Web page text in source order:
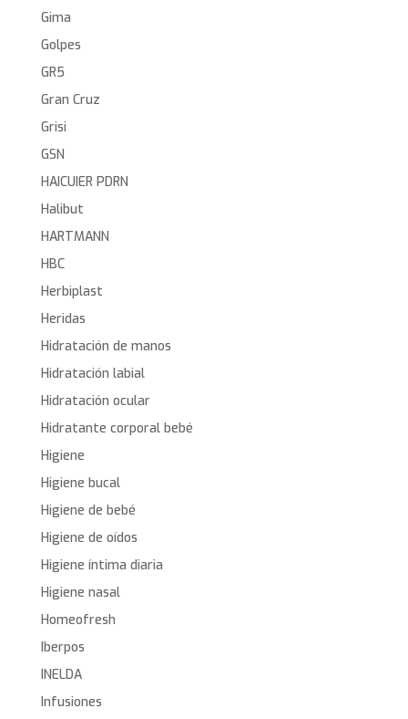
Gima
Golpes
GR5
Gran Cruz
Grisi
GSN
HAICUIER PDRN
Halibut
HARTMANN
HBC
Herbiplast
Heridas
Hidratación de manos
Hidratación labial
Hidratación ocular
Hidratante corporal bebé
Higiene
Higiene bucal
Higiene de bebé
Higiene de oídos
Higiene íntima diaria
Higiene nasal
Homeofresh
Iberpos
INELDA
Infusiones